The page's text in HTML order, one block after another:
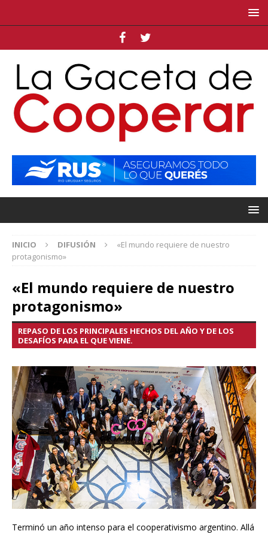
INICIO DIFUSIÓN
«El mundo requiere de nuestro
protagonismo»
«El mundo requiere de nuestro
protagonismo»
REPASO DE LOS PRINCIPALES HECHOS DEL AÑO Y DE LOS
DESAFÍOS PARA EL QUE VIENE.
Terminó un año intenso para el cooperativismo argentino. Allá